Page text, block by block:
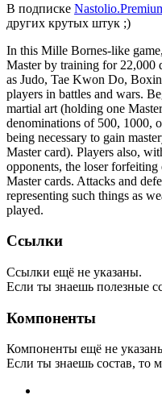
В подписке
других крутых штук ;)
In this Mille Bornes-like
Master by training for 22,000
as Judo, Tae Kwon Do,
players in battles and wars.
martial art (holding one
denominations of 500, 1000,
being necessary to gain
Master card). Players also,
opponents, the loser
Master cards. Attacks and
representing such things as
played.
Ссылки
Ссылки ещё не указаны.
Если ты знаешь полезные
Компоненты
Компоненты ещё не
Если ты знаешь состав, то